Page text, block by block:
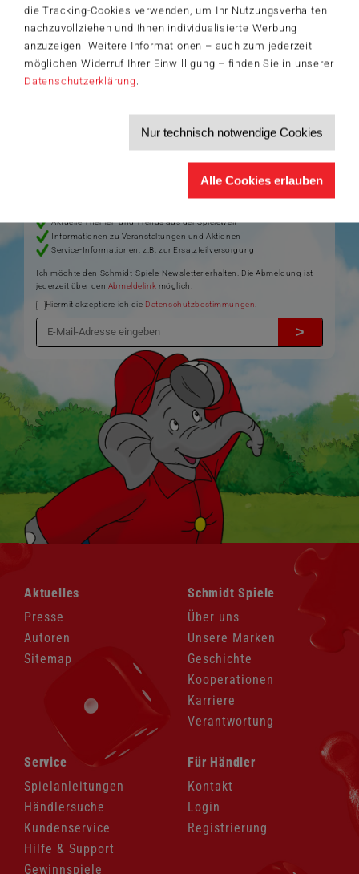
die Tracking-Cookies verwenden, um Ihr Nutzungsverhalten
nachzuvollziehen und Ihnen individualisierte Werbung
anzuzeigen. Weitere Informationen – auch zum jederzeit
möglichen Widerruf Ihrer Einwilligung – finden Sie in unserer
Datenschutzerklärung.
Nur technisch notwendige Cookies
Alle Cookies erlauben
Artikelnummer: 78810
© 2024 PlayMonster UK Ltd.
Aktuelle Themen und Trends aus der Spielewelt
Informationen zu Veranstaltungen und Aktionen
Service-Informationen, z.B. zur Ersatzteilversorgung
Ich möchte den Schmidt-Spiele-Newsletter erhalten. Die Abmeldung ist
jederzeit über den Abmeldelink möglich.
Hiermit akzeptiere ich die Datenschutzbestimmungen.
>
Navigation
überspringen
Aktuelles
Presse
Autoren
Sitemap
Navigation
überspringen
Schmidt Spiele
Über uns
Unsere Marken
Geschichte
Kooperationen
Karriere
Verantwortung
Navigation
überspringen
Service
Spielanleitungen
Händlersuche
Kundenservice
Hilfe & Support
Gewinnspiele
Navigation
überspringen
Für Händler
Kontakt
Login
Registrierung